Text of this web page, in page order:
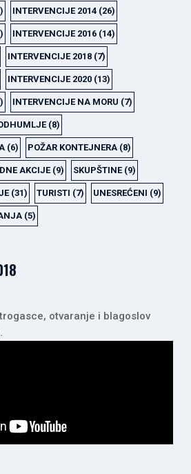
INTERVENCIJE 2014 (26)
INTERVENCIJE 2016 (14)
INTERVENCIJE 2018 (7)
INTERVENCIJE 2020 (13)
INTERVENCIJE NA MORU (7)
(8)
(6) POŽAR KONTEJNERA (8)
AKCIJE(9) SKUPŠTINE(9)
(31) TURISTI (7) UNESREĆENI (9)
(5)
otvaranje i blagoslov